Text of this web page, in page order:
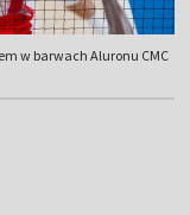
w barwach Aluronu CMC